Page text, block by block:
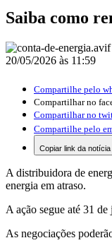
Saiba como
20/05/2026 às 11:59
Compartilhe pelo
Compartilhar no
Compartilhar no
Compartilhe pelo
Copiar link da notícia
A distribuidora de
energia em atraso.
A ação segue até 31
As negociações